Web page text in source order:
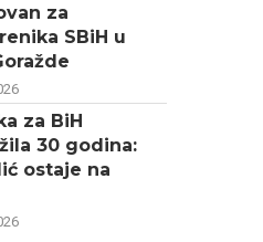
za
SBiH u
za BiH
30 godina:
ostaje na